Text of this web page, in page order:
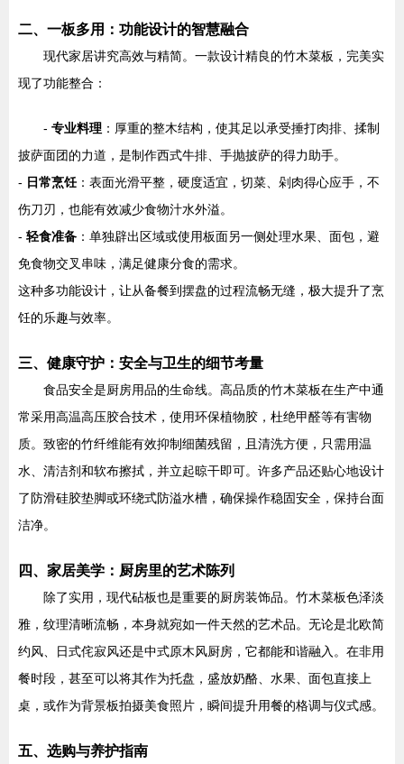
二、一板多用：功能设计的智慧融合
现代家居讲究高效与精简。一款设计精良的竹木菜板，完美实
现了功能整合：
- 专业料理 ：厚重的整木结构，使其足以承受捶打肉排、揉制
披萨面团的力道，是制作西式牛排、手抛披萨的得力助手。
- 日常烹饪 ：表面光滑平整，硬度适宜，切菜、剁肉得心应手，不
伤刀刃，也能有效减少食物汁水外溢。
- 轻食准备 ：单独辟出区域或使用板面另一侧处理水果、面包，避
免食物交叉串味，满足健康分食的需求。
这种多功能设计，让从备餐到摆盘的过程流畅无缝，极大提升了烹
饪的乐趣与效率。
三、健康守护：安全与卫生的细节考量
食品安全是厨房用品的生命线。高品质的竹木菜板在生产中通
常采用高温高压胶合技术，使用环保植物胶，杜绝甲醛等有害物
质。致密的竹纤维能有效抑制细菌残留，且清洗方便，只需用温
水、清洁剂和软布擦拭，并立起晾干即可。许多产品还贴心地设计
了防滑硅胶垫脚或环绕式防溢水槽，确保操作稳固安全，保持台面
洁净。
四、家居美学：厨房里的艺术陈列
除了实用，现代砧板也是重要的厨房装饰品。竹木菜板色泽淡
雅，纹理清晰流畅，本身就宛如一件天然的艺术品。无论是北欧简
约风、日式侘寂风还是中式原木风厨房，它都能和谐融入。在非用
餐时段，甚至可以将其作为托盘，盛放奶酪、水果、面包直接上
桌，或作为背景板拍摄美食照片，瞬间提升用餐的格调与仪式感。
五、选购与养护指南